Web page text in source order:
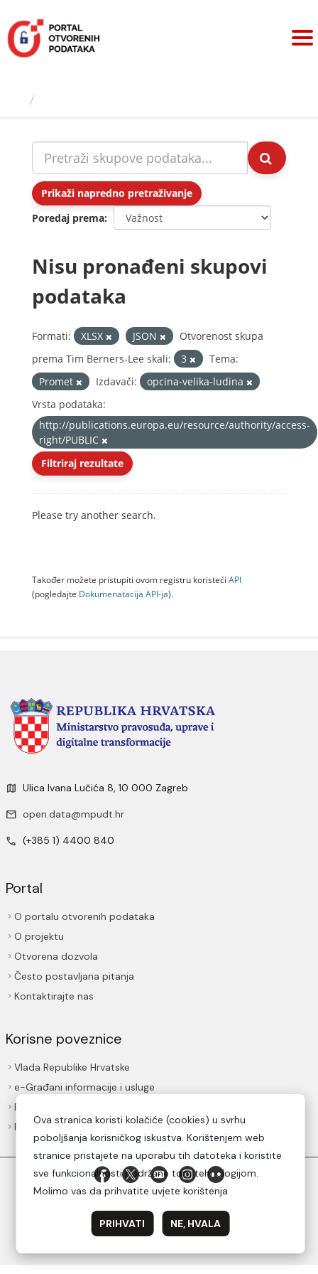
sadržaj
Prikaži napredno pretraživanje
Poredaj prema
Nisu pronađeni skupovi
podataka
Formati: XLSX JSON
Otvorenost skupa
prema Tim Berners-Lee skali:
3
Tema:
Promet
Izdavači:
opcina-velika-ludina
Vrsta podataka:
http://publications.europa.eu/resource/authority/access-
right/PUBLIC
Filtriraj rezultate
Please try another search.
Također možete pristupiti ovom registru koristeći API
(pogledajte Dokumenаtаcijа API-jа).